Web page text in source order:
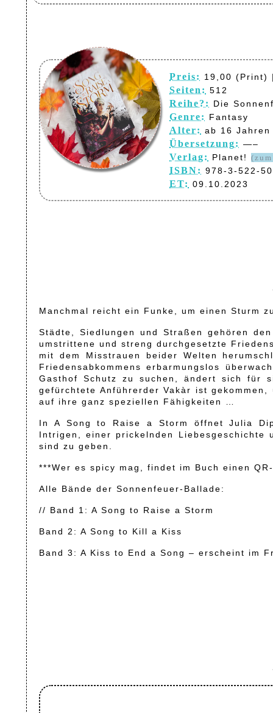
Preis: 19,00 (Print)
Seiten: 512
Reihe?: Die
Genre: Fantasy
Alter: ab 16 Jahren
Übersetzung: —–
Verlag: Planet!
ISBN: 978-3-522-
ET: 09.10.2023
Manchmal reicht ein Funke, um einen Sturm
Städte, Siedlungen und Straßen gehören
umstrittene und streng durchgesetzte
mit dem Misstrauen beider Welten
Friedensabkommens erbarmungslos
Gasthof Schutz zu suchen, ändert sich für
gefürchtete Anführerder Vakàr ist
auf ihre ganz speziellen Fähigkeiten …
In A Song to Raise a Storm öffnet Julia
Intrigen, einer prickelnden
sind zu geben.
***Wer es spicy mag, findet im Buch einen
Alle Bände der Sonnenfeuer-Ballade:
// Band 1: A Song to Raise a Storm
Band 2: A Song to Kill a Kiss
Band 3: A Kiss to End a Song – erscheint im